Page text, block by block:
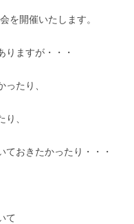
開催いたします。
りますが・・・
たり、
、
ておきたかったり・・・
て